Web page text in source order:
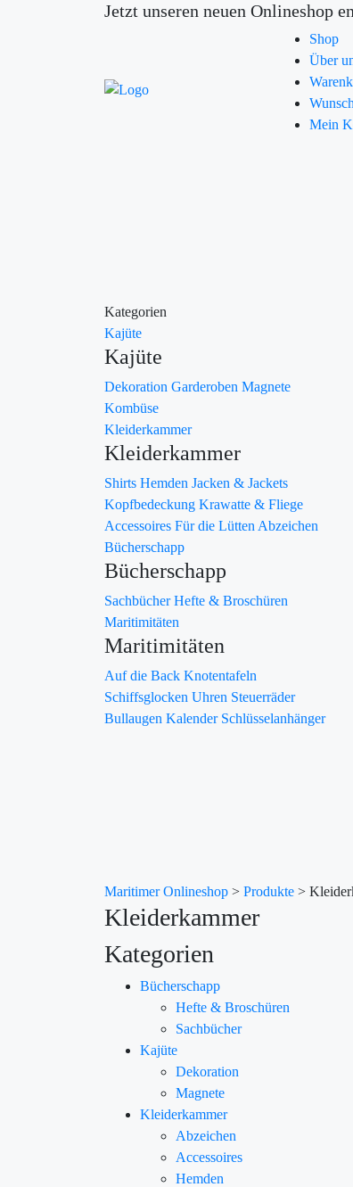
Jetzt unseren neuen Onlineshop
Shop
Über
Mein
Kategorien
Kajüte
Kajüte
Dekoration Garderoben Magnete
Kombüse
Kleiderkammer
Kleiderkammer
Shirts Hemden Jacken & Jackets
Kopfbedeckung Krawatte & Fliege
Accessoires Für die Lütten Abzeichen
Bücherschapp
Bücherschapp
SachbücherHefte & Broschüren
Maritimitäten
Maritimitäten
Auf die Back Knotentafeln
Schiffsglocken Uhren Steuerräder
Bullaugen Kalender Schlüsselanhänger
Maritimer Onlineshop > Produkte >
Kleiderkammer
Kategorien
Bücherschapp
Hefte & Broschüren
Sachbücher
Kajüte
Dekoration
Magnete
Kleiderkammer
Abzeichen
Accessoires
Hemden